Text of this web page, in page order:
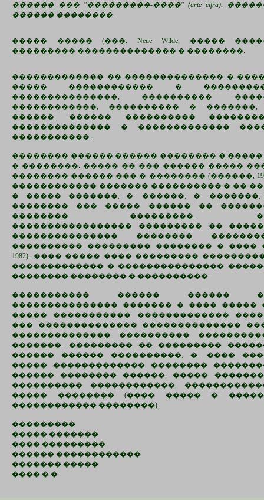
������ ��� "���������-����" (arte cifra).
������ ��������.
����� ����� (���. Neue Wilde, �����
��������� �������������� � ��������.
������������� �� �������������� �
����� ������������ �
���������������, ����������
������������, ���������� �
������. ������ ����������
�������������� � �������������
�����������.
�������� ������ ������ �������� � �����
� ��������. ����� �� ��� ������ �����
�������� ������ ��� � �������� (������,
������������ ������� ���������� � ��
� ����� �������, �. ������, �.
�������� ��� ����� ������ ��
�������� ���������,
����������������� ��������� ��
��������������� ��������
���������� ��������� �������� � ����
1982), ���� ����� ���� ���������
������������� � ���������������
�������� �������� � ����������.
����������� ������ ������ �
��������������� ������� � ���� �����
����� ����������� �������������
��� �������������� ��������������
�������������� ����������
�������, ��������� �� ���������
������ ������ ����������, �. ����
����� ������������� ��������
������ �������� ������, �����
���������� ������������,
����� �������� (���� ����� �
������������ ��������).
���������
����� �������
���� ���������
������ ������������
������� �����
���� �.�.